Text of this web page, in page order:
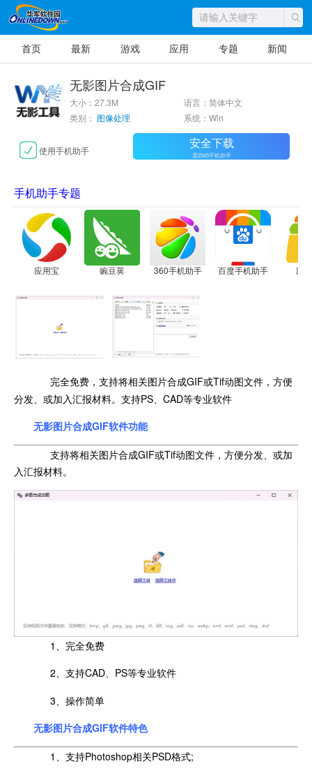
首页 最新 游戏 应用 专题 新闻
无影图片合成GIF
大小：27.3M
语言：简体中文
类别： 图像处理 系统：Win
使用手机助手 安全下载
需2345手机助手
手机助手专题
应用宝 豌豆荚 360手机助手 百度手机助手 应
完全免费，支持将相关图片合成GIF或Tif动图文件，方便
分发、或加入汇报材料。支持PS、CAD等专业软件
无影图片合成GIF软件功能
支持将相关图片合成GIF或Tif动图文件，方便分发、或加
入汇报材料。
1、完全免费
2、支持CAD、PS等专业软件
3、操作简单
无影图片合成GIF软件特色
1、支持Photoshop相关PSD格式;